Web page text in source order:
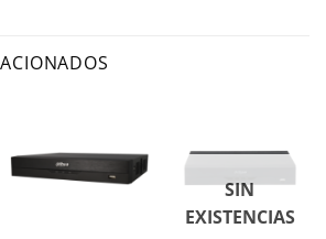
SIN
EXISTENCIAS